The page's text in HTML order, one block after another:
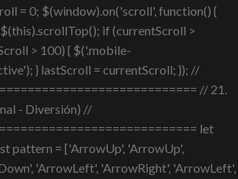
= 0; $(window).on('scroll', function() {
if (currentScroll >
> 100) { $('.mobile-
} lastScroll = currentScroll; }); //
// 21.
- Diversión) //
let
pattern = ['ArrowUp', 'ArrowUp',
'ArrowLeft', 'ArrowRight', 'ArrowLeft',